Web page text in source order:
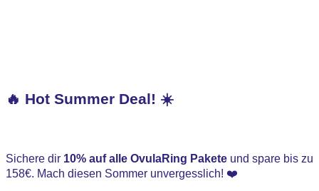
🔥 Hot Summer Deal! ☀️
Sichere dir 10% auf alle OvulaRing Pakete und spare bis zu
158€. Mach diesen Sommer unvergesslich! ❤️